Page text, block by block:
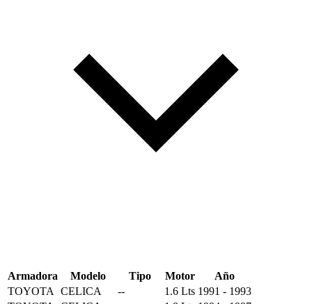
Armadora Modelo Tipo Motor
Año
TOYOTA
CELICA -- 1.6 Lts 1991 - 1993